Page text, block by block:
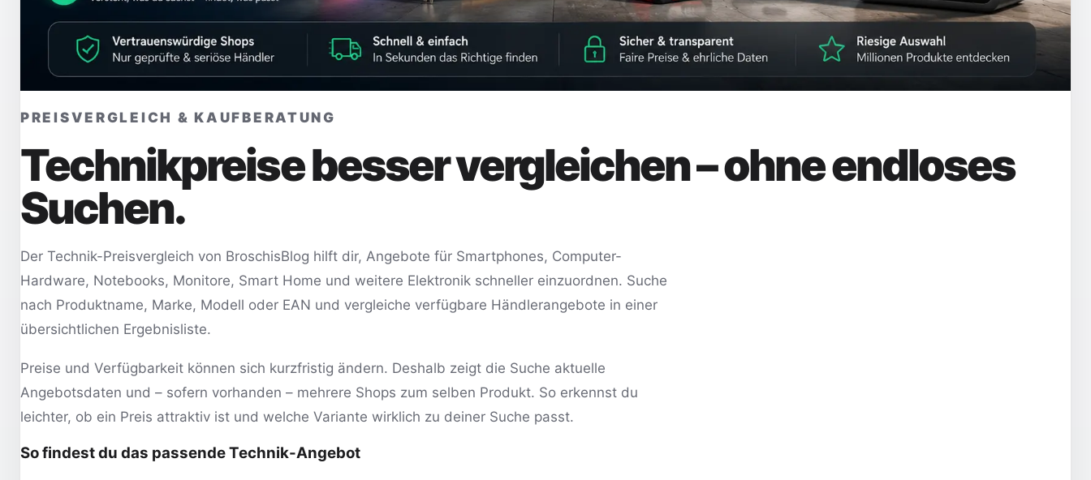
PREISVERGLEICH & KAUFBERATUNG
Technikpreise besser vergleichen – ohne endloses
Suchen.
Der Technik-Preisvergleich von BroschisBlog hilft dir, Angebote für Smartphones, Computer-
Hardware, Notebooks, Monitore, Smart Home und weitere Elektronik schneller einzuordnen. Suche
nach Produktname, Marke, Modell oder EAN und vergleiche verfügbare Händlerangebote in einer
übersichtlichen Ergebnisliste.
Preise und Verfügbarkeit können sich kurzfristig ändern. Deshalb zeigt die Suche aktuelle
Angebotsdaten und – sofern vorhanden – mehrere Shops zum selben Produkt. So erkennst du
leichter, ob ein Preis attraktiv ist und welche Variante wirklich zu deiner Suche passt.
So findest du das passende Technik-Angebot